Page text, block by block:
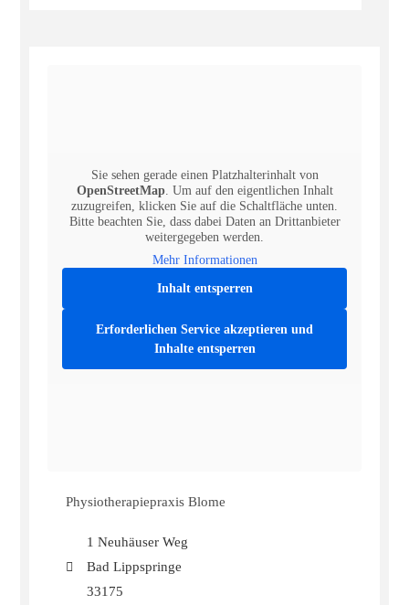
Sie sehen gerade einen Platzhalterinhalt von
OpenStreetMap. Um auf den eigentlichen Inhalt
zuzugreifen, klicken Sie auf die Schaltfläche unten.
Bitte beachten Sie, dass dabei Daten an Drittanbieter
weitergegeben werden.
Mehr Informationen
Inhalt entsperren
Erforderlichen Service akzeptieren und
Inhalte entsperren
Physiotherapiepraxis Blome
1 Neuhäuser Weg
Bad Lippspringe
33175